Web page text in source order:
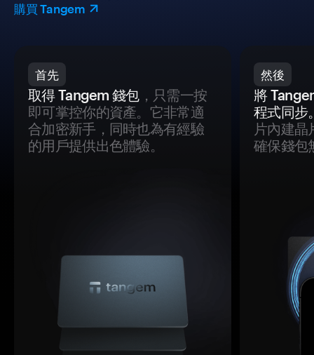
購買 Tangem
首先
取得 Tangem 錢包，只需一按
即可掌控你的資產。它非常適
合加密新手，同時也為有經驗
的用戶提供出色體驗。
然後
將
程式同步
片內建晶
確保錢包